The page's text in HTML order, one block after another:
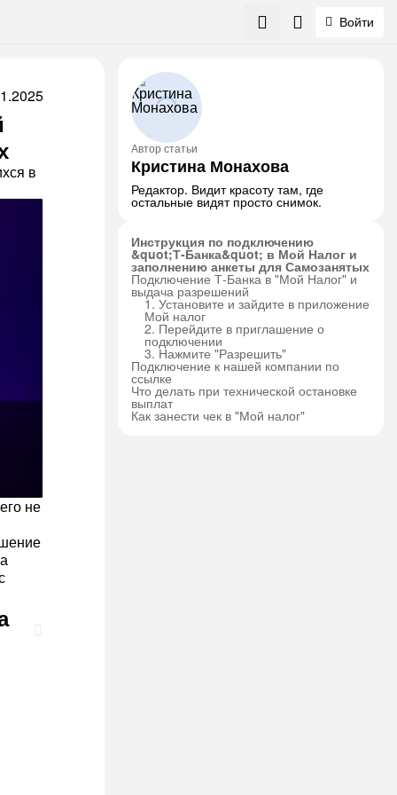
Войти
в
не
Автор статьи
Кристина Монахова
Редактор. Видит красоту там, где
остальные видят просто снимок.
Инструкция по подключению
&quot;Т-Банка&quot; в Мой Налог и
заполнению анкеты для Самозанятых
Подключение Т-Банка в "Мой Налог" и
выдача разрешений
1. Установите и зайдите в приложение
Мой налог
2. Перейдите в приглашение о
подключении
3. Нажмите "Разрешить"
Подключение к нашей компании по
ссылке
Что делать при технической остановке
выплат
Как занести чек в "Мой налог"